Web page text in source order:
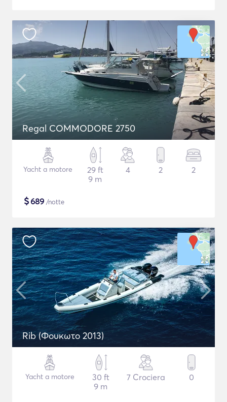
Regal COMMODORE 2750
Yacht a motore
29 ft
9 m
4 2 2
$689 /notte
Rib (Φουκωτο 2013)
Yacht a motore
30 ft
9 m
7 Crociera 0